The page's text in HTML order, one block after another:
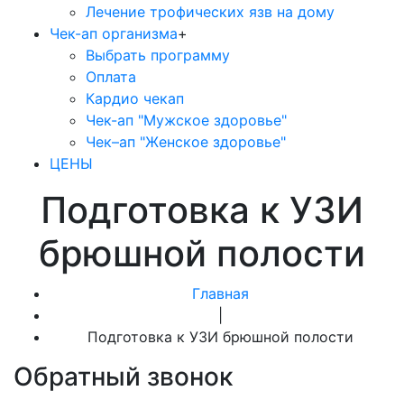
Лечение трофических язв на дому
Чек-ап организма+
Выбрать программу
Оплата
Кардио чекап
Чек-ап "Мужское здоровье"
Чек–ап "Женское здоровье"
ЦЕНЫ
Подготовка к УЗИ
брюшной полости
Главная
Подготовка к УЗИ брюшной полости
Обратный звонок